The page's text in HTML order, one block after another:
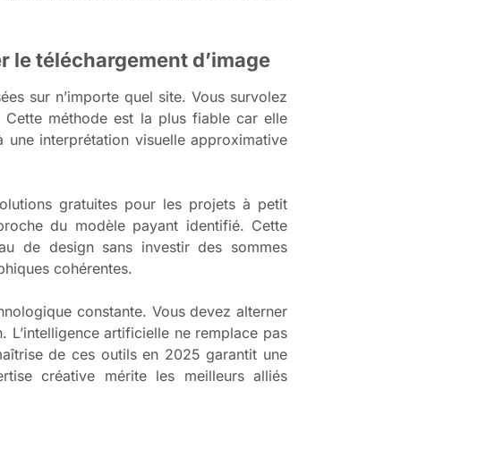
le téléchargement d’image
sur n’importe quel site. Vous survolez
méthode est la plus fiable car elle
interprétation visuelle approximative
gratuites pour les projets à petit
du modèle payant identifié. Cette
de design sans investir des sommes
cohérentes.
constante. Vous devez alterner
artificielle ne remplace pas
de ces outils en 2025 garantit une
créative mérite les meilleurs alliés